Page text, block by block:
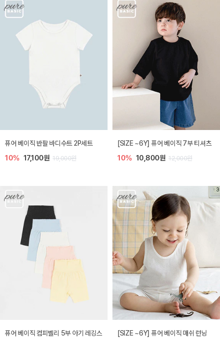
퓨어 베이직 반팔 바디수트 2P세트
10% 17,100원 19,000원
[SIZE ~6Y] 퓨어 베이직 7부 티셔츠
10% 10,800원 12,000원
퓨어 베이직 컴피벨리 5부 아기 레깅스
[SIZE ~6Y] 퓨어 베이직 매쉬 런닝